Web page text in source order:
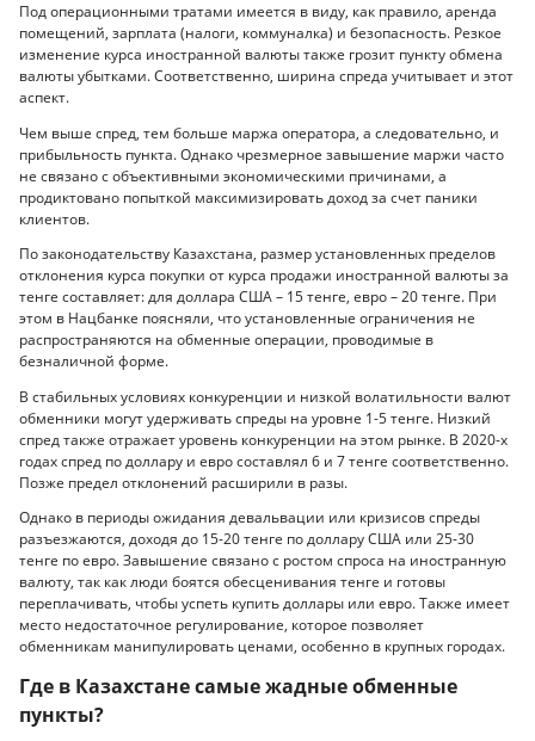
Под операционными тратами имеется в виду, как правило, аренда
помещений, зарплата (налоги, коммуналка) и безопасность. Резкое
изменение курса иностранной валюты также грозит пункту обмена
валюты убытками. Соответственно, ширина спреда учитывает и этот
аспект.
Чем выше спред, тем больше маржа оператора, а следовательно, и
прибыльность пункта. Однако чрезмерное завышение маржи часто
не связано с объективными экономическими причинами, а
продиктовано попыткой максимизировать доход за счет паники
клиентов.
По законодательству Казахстана, размер установленных пределов
отклонения курса покупки от курса продажи иностранной валюты за
тенге составляет: для доллара США – 15 тенге, евро – 20 тенге. При
этом в Нацбанке поясняли, что установленные ограничения не
распространяются на обменные операции, проводимые в
безналичной форме.
В стабильных условиях конкуренции и низкой волатильности валют
обменники могут удерживать спреды на уровне 1-5 тенге. Низкий
спред также отражает уровень конкуренции на этом рынке. В 2020-х
годах спред по доллару и евро составлял 6 и 7 тенге соответственно.
Позже предел отклонений расширили в разы.
Однако в периоды ожидания девальвации или кризисов спреды
разъезжаются, доходя до 15-20 тенге по доллару США или 25-30
тенге по евро. Завышение связано с ростом спроса на иностранную
валюту, так как люди боятся обесценивания тенге и готовы
переплачивать, чтобы успеть купить доллары или евро. Также имеет
место недостаточное регулирование, которое позволяет
обменникам манипулировать ценами, особенно в крупных городах.
Где в Казахстане самые жадные обменные
пункты?